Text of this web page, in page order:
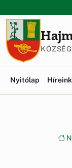
Nyitólap Híreink